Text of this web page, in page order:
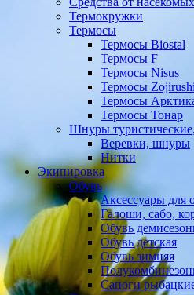
Термокружки
Термосы
Термосы Biostal
Термосы F
Термосы Nisus
Термосы Zojirushi
Термосы
Термосы Тонар
Шнуры
Веревки, шнуры
Нитки
Экипировка
Обувь
Аксессуары для
Галоши, сабо,
Обувь
Обувь детская
Обувь зимняя
Сапоги